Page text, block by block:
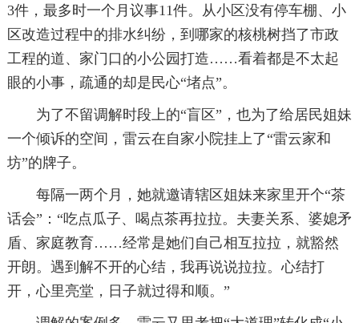
3件，最多时一个月议事11件。从小区没有停车棚、小
区改造过程中的排水纠纷，到哪家的核桃树挡了市政
工程的道、家门口的小公园打造……看着都是不太起
眼的小事，疏通的却是民心“堵点”。
为了不留调解时段上的“盲区”，也为了给居民姐妹
一个倾诉的空间，雷云在自家小院挂上了“雷云家和
坊”的牌子。
每隔一两个月，她就邀请辖区姐妹来家里开个“茶
话会”：“吃点瓜子、喝点茶再拉拉。夫妻关系、婆媳矛
盾、家庭教育……经常是她们自己相互拉拉，就豁然
开朗。遇到解不开的心结，我再说说拉拉。心结打
开，心里亮堂，日子就过得和顺。”